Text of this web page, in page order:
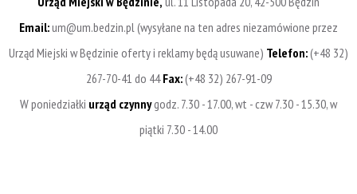
Email:um@um.bedzin.pl (wysyłane na ten adres niezamówione przez
Urząd Miejski w Będzinie oferty i reklamy będą usuwane) Telefon:(+48 32)
267-70-41 do 44Fax:(+48 32) 267-91-09
W poniedziałki urząd czynnygodz. 7.30 - 17.00, wt - czw 7.30 - 15.30, w
piątki 7.30 - 14.00